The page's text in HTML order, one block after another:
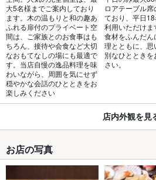
大5名様までご案内しており
ます。木の温もりと和の趣あ
ふれる扉付のプライベート空
間は、ご家族とのお食事はも
ちろん、接待や会食など大切
なおもてなしの場にも最適で
す。当店自慢の逸品料理を味
わいながら、周囲を気にせず
穏やかな会話のひとときをお
楽しみください
ロアテーブル
ており、平日
利用いただけま
食材をふんだ
理とともに、
別なひととき
さい。
店内外観を見
お店の写真